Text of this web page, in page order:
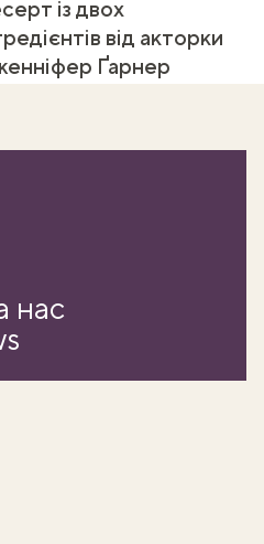
із двох
від акторки
Ґарнер
нас